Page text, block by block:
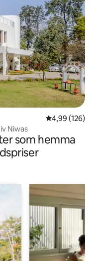
4,99 av 5 i
4,99 (126)
Niwas
som hemma